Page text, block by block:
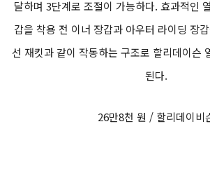
달하며 3단계로 조절이 가능하다. 효과적인
갑을 착용 전 이너 장갑과 아우터 라이딩 장
선 재킷과 같이 작동하는 구조로 할리데이슨
된다.
26만8천 원 / 할리데이비